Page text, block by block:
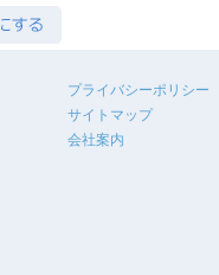
プライバシーポリシー
サイトマップ
会社案内